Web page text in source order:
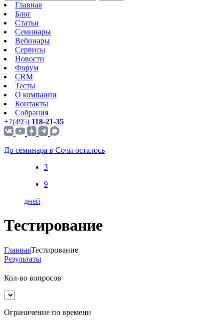
Главная
Блог
Статьи
Семинары
Вебинары
Сервисы
Новости
Форум
CRM
Тесты
О компании
Контакты
Собрания
+7(495) 118-21-35
До семинара в Сочи осталось
3
9
дней
Тестирование
ГлавнаяТестирование
Результаты
Кол-во вопросов
Ограничение по времени